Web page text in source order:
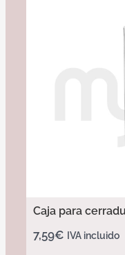
Caja para
7,59€ IVA incluido